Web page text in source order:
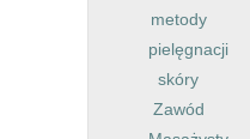
metody
pielęgnacji
skóry
Zawód